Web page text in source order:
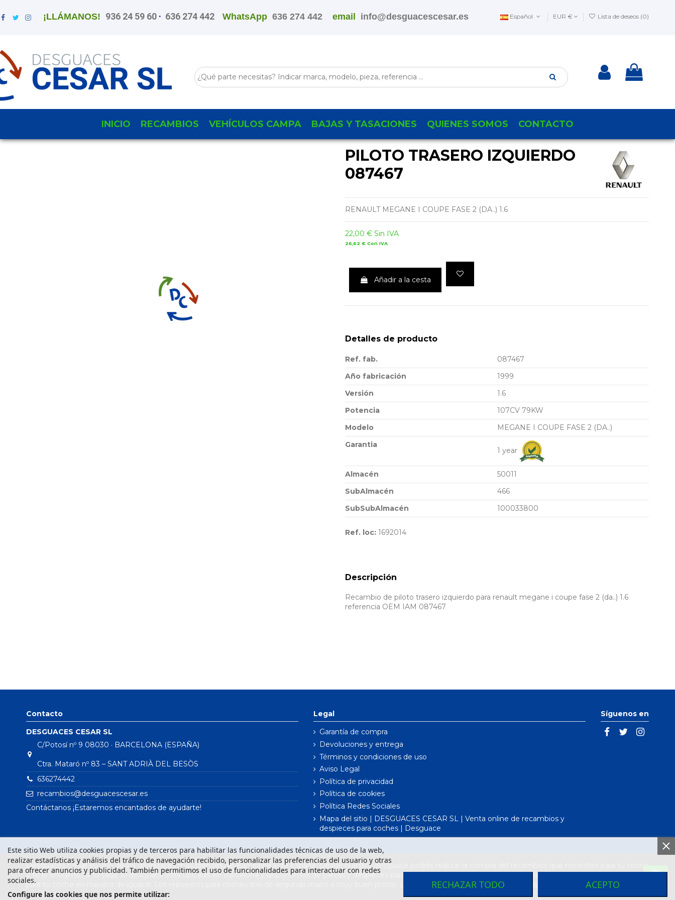
¡LLÁMANOS! 936 24 59 60 · 636 274 442 WhatsApp636 274 442 email info@desguacescesar.es Español EUR € Lista de deseos (0)
INICIO RECAMBIOS VEHÍCULOS CAMPA BAJAS Y TASACIONES QUIENES SOMOS CONTACTO
PILOTO TRASERO IZQUIERDO
087467
RENAULT MEGANE I COUPE FASE 2 (DA..) 1.6
22,00 € Sin IVA
26,62 € Con IVA
Añadir a la cesta
Detalles de producto
Ref. fab.
087467
Año fabricación
1999
Versión
1.6
Potencia
107CV 79KW
Modelo
MEGANE I COUPE FASE 2 (DA..)
Garantia
1 year
Almacén
50011
SubAlmacén
466
SubSubAlmacén
100033800
Ref. loc: 1692014
Descripción
Recambio de piloto trasero izquierdo para renault megane i coupe fase 2 (da..) 1.6
referencia OEM IAM 087467
Contacto
DESGUACES CESAR SL
C/Potosí nº 9 08030 · BARCELONA (ESPAÑA)
Ctra. Mataró nº 83 – SANT ADRIÀ DEL BESÒS
636274442
recambios@desguacescesar.es
Contáctanos ¡Estaremos encantados de ayudarte!
Legal
Garantía de compra
Devoluciones y entrega
Términos y condiciones de uso
Aviso Legal
Política de privacidad
Política de cookies
Política Redes Sociales
Mapa del sitio | DESGUACES CESAR SL | Venta online de recambios y
despieces para coches | Desguace
Este sitio Web utiliza cookies propias y de terceros para habilitar las funcionalidades técnicas de uso de la web,
realizar estadísticas y análisis del tráfico de navegación recibido, personalizar las preferencias del usuario y otras
para ofrecer anuncios y publicidad. También permitimos el uso de funcionalidades para interactuar con redes
sociales.
Configure las cookies que nos permite utilizar:
RECHAZAR TODO ACEPTO
Síguenos en
Desguaces César es uno de los desguaces más grandes de Barcelona y de España. Desde nuestro desguace podrás realizar la compra del recambios que necesites para tu coche
y te lo enviamos a tu casa. El desguace está ubicado en Barcelona y disponemos de piezas y despieces para todas las marcas de vehículos. Compra el recambio que necesitas
para tu coche en nuestro desguace. Los repuestos para coches son de segunda mano a muy buen precio. Los recambios más baratos de toda España los encontraras en nuestro
desguace.